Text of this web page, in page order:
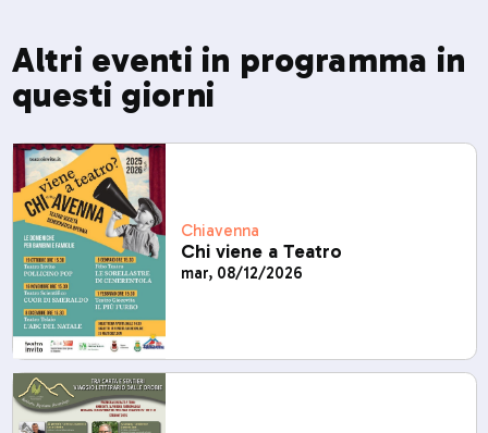
Altri eventi in programma in
questi giorni
Chiavenna
Chi viene a Teatro
mar, 08/12/2026